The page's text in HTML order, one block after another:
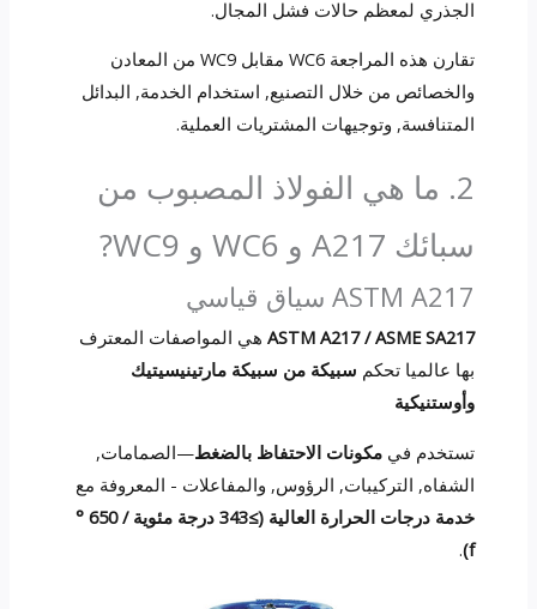
الجذري لمعظم حالات فشل المجال.
تقارن هذه المراجعة WC6 مقابل WC9 من المعادن
والخصائص من خلال التصنيع, استخدام الخدمة, البدائل
المتنافسة, وتوجيهات المشتريات العملية.
2. ما هي الفولاذ المصبوب من
سبائك A217 و WC6 و WC9?
ASTM A217 سياق قياسي
ASTM A217 / ASME SA217هي المواصفات المعترف
بها عالميا تحكم سبيكة من سبيكة مارتينيسيتيك
وأوستنيكية
تستخدم في مكونات الاحتفاظ بالضغط—الصمامات,
الشفاه, التركيبات, الرؤوس, والمفاعلات - المعروفة مع
خدمة درجات الحرارة العالية (≥343 درجة مئوية / 650 °
f)
.